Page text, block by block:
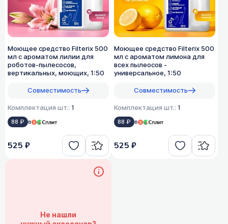
Моющее средство Filterix 500
мл с ароматом лилии для
роботов-пылесосов,
вертикальных, моющих, 1:50
Совместимость
Комплектация шт.: 1
88 ₽ в
525 ₽
Моющее средство Filterix 500
мл с ароматом лимона для
всех пылеосов -
универсальное, 1:50
Совместимость
Комплектация шт.: 1
88 ₽ в
525 ₽
Не нашли